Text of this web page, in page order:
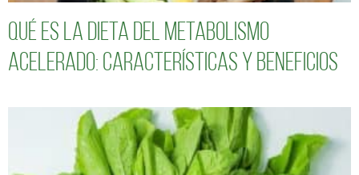
Qué es la dieta del metabolismo
acelerado: características y beneficios